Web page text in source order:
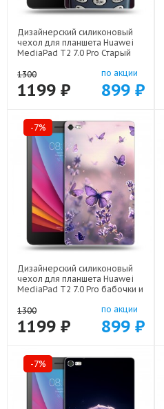
Дизайнерский силиконовый
чехол для планшета Huawei
MediaPad T2 7.0 Pro Старый
1300
1199 ₽
по акции
899 ₽
-7%
Дизайнерский силиконовый
чехол для планшета Huawei
MediaPad T2 7.0 Pro бабочки и
1300
1199 ₽
по акции
899 ₽
-7%